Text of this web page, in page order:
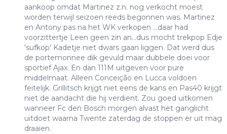
aankoop omdat Martinez z.n. nog verkocht moest
worden terwijl seizoen reeds begonnen was. Martinez
en Antony pas na het WK verkopen ...daar had
voorzittertje Leen geen zin an...dus mocht trekpop Edje
'sufkop' Kadetje niet dwars gaan liggen. Dat werd dus
de portemonnee dik gevuld maar dubbele doei voor
sportief Ajax. En dan 111M uitgeven voor pure
middelmaat. Alleen Conceição en Lucca voldoen
feitelijk. Grillitsch krijgt niet eens de kans en Pas40 krijgt
niet de aandacht die hij verdient. Zou goed uitkomen
wanneer Fc den Bosch morgen alvast het ganglicht
uitdoet waarna Twente zaterdag de stoppen er uit mag
draaien.